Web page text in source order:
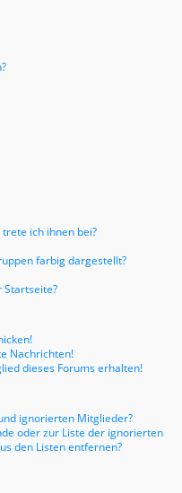
ich ihnen bei?
farbig dargestellt?
Startseite?
Nachrichten!
dieses Forums erhalten!
ignorierten Mitglieder?
oder zur Liste der ignorierten
den Listen entfernen?